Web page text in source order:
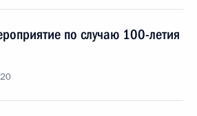
по случаю 100-летия